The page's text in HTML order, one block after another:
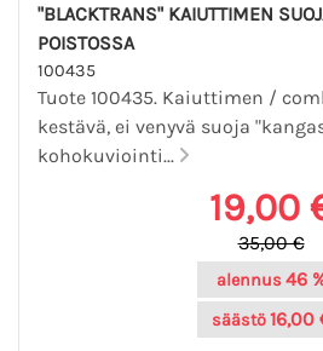
"BLACKTRANS" KAIUTTIMEN
POISTOSSA
100435
Tuote 100435. Kaiuttimen /
kestävä, ei venyvä suoja
kohokuviointi...
19,00
35,00 €
alennus 46
säästö 16,00